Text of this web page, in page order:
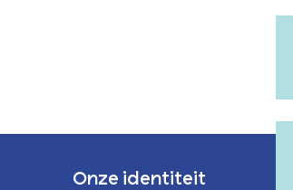
Onze identiteit